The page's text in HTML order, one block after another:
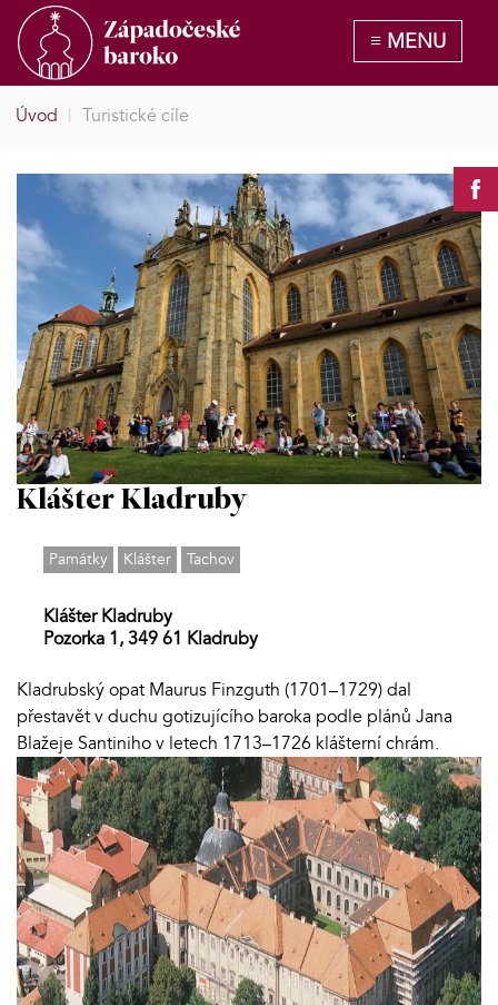
Úvod | Turistické cíle
Klášter Kladruby
Památky Klášter Tachov
Klášter Kladruby
Pozorka 1, 349 61 Kladruby
Kladrubský opat Maurus Finzguth (1701–1729) dal
přestavět v duchu gotizujícího baroka podle plánů Jana
Blažeje Santiniho v letech 1713–1726 klášterní chrám.